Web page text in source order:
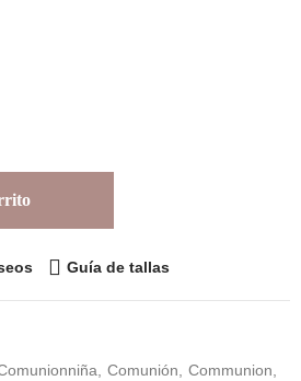
Guía de tallas
Comunión
Communion